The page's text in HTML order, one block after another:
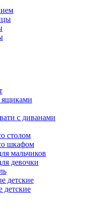
ящиками
с диванами
столом
шкафом
мальчиков
девочки
детские
детские